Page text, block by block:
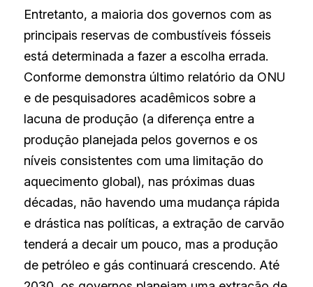
Entretanto, a maioria dos governos com as
principais reservas de combustíveis fósseis
está determinada a fazer a escolha errada.
Conforme demonstra último relatório da ONU
e de pesquisadores acadêmicos sobre a
lacuna de produção (a diferença entre a
produção planejada pelos governos e os
níveis consistentes com uma limitação do
aquecimento global), nas próximas duas
décadas, não havendo uma mudança rápida
e drástica nas políticas, a extração de carvão
tenderá a decair um pouco, mas a produção
de petróleo e gás continuará crescendo. Até